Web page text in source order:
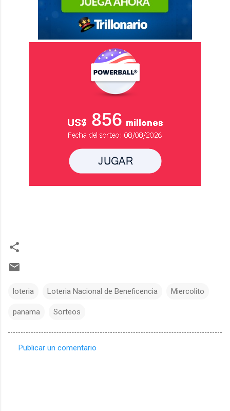
loteria Loteria Nacional de Beneficencia Miercolito
panama Sorteos
Publicar un comentario